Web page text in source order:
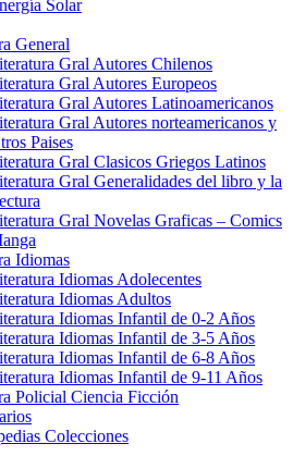
Solar
General
Gral Autores Chilenos
Gral Autores Europeos
Gral Autores Latinoamericanos
Gral Autores norteamericanos y
Paises
Gral Clasicos Griegos Latinos
Gral Generalidades del libro y la
Gral Novelas Graficas – Comics
Idiomas
Idiomas Adolecentes
Idiomas Adultos
Idiomas Infantil de 0-2 Años
Idiomas Infantil de 3-5 Años
Idiomas Infantil de 6-8 Años
Idiomas Infantil de 9-11 Años
Policial Ciencia Ficción
Colecciones